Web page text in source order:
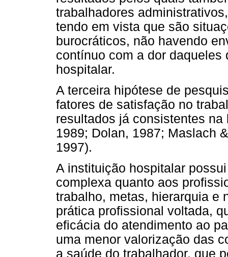
trabalhadores
tendo em vista que são
burocráticos, não havendo
contínuo com a dor daqueles
hospitalar.
A terceira hipótese de
fatores de satisfação no
resultados já consistentes
1989; Dolan, 1987; Maslach
1997).
A instituição hospitalar
complexa quanto aos
trabalho, metas, hierarquia e
prática profissional voltada,
eficácia do atendimento ao
uma menor valorização das
a saúde do trabalhador, que